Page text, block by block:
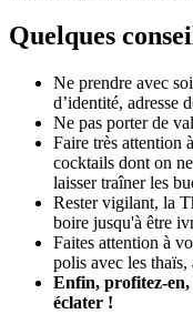
Quelques
Ne prendre avec
d’identité, adresse
Ne pas porter de
Faire très attention
cocktails dont on
laisser traîner les
Rester vigilant, la
boire jusqu'à être
Faites attention à
polis avec les thaïs,
Enfin, profitez-en,
éclater !